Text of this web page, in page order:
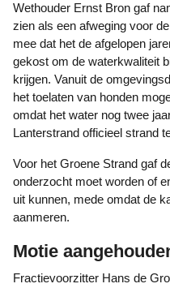
Wethouder Ernst Bron gaf namens het college aan de motie te
zien als een afweging voor
mee dat het de afgelopen
gekost om de waterkwaliteit
krijgen. Vanuit de
het toelaten van honden
omdat het water nog twee
Lanterstrand officieel strand
Voor het Groene Strand gaf de wethouder aan dat eerst
onderzocht moet worden of
uit kunnen, mede omdat de
aanmeren.
Motie
Fractievoorzitter Hans de Groot van de VVD stelde voor om de